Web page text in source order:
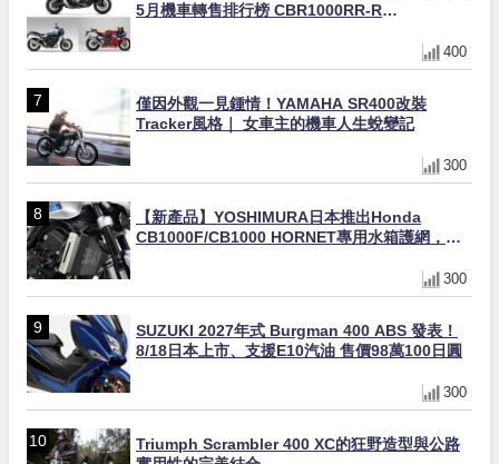
5月機車轉售排行榜 CBR1000RR-R
400
僅因外觀一見鍾情！YAMAHA SR400改裝
Tracker風格｜ 女車主的機車人生蛻變記
300
【新產品】YOSHIMURA日本推出Honda
CB1000F/CB1000 HORNET專用水箱護網，六
300
SUZUKI 2027年式 Burgman 400 ABS 發表！
8/18日本上市、支援E10汽油 售價98萬100日圓
300
Triumph Scrambler 400 XC的狂野造型與公路